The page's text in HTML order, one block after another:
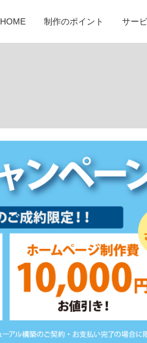
HOME 制作のポイント サー